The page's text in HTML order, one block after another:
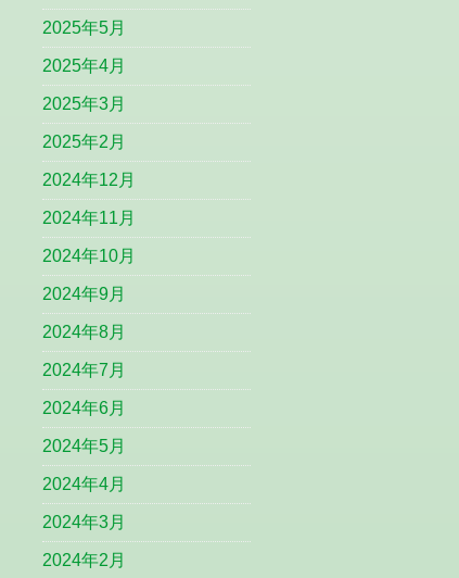
2025年5月
2025年4月
2025年3月
2025年2月
2024年12月
2024年11月
2024年10月
2024年9月
2024年8月
2024年7月
2024年6月
2024年5月
2024年4月
2024年3月
2024年2月